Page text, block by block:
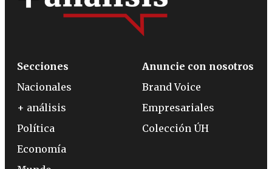
Secciones
Nacionales
+ análisis
Política
Economía
Anuncie con nosotros
Brand Voice
Empresariales
Colección ÚH